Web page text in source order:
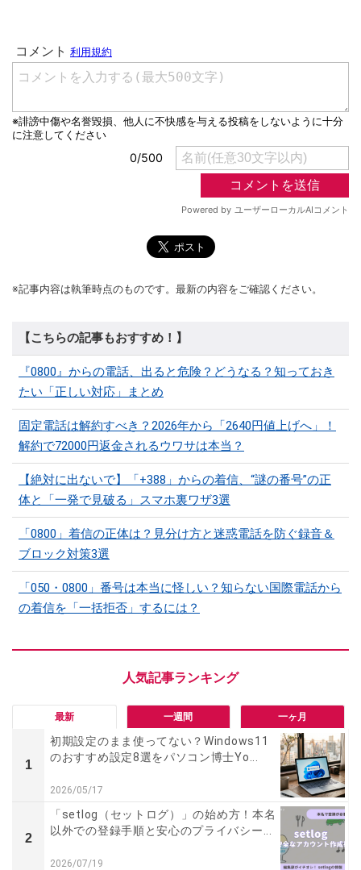
※記事内容は執筆時点のものです。最新の内容をご確認ください。
【こちらの記事もおすすめ！】
『0800』からの電話、出ると危険？どうなる？知っておき
たい「正しい対応」まとめ
固定電話は解約すべき？2026年から「2640円値上げへ」！
解約で72000円返金されるウワサは本当？
【絶対に出ないで】「+388」からの着信、“謎の番号”の正
体と「一発で見破る」スマホ裏ワザ3選
「0800」着信の正体は？見分け方と迷惑電話を防ぐ録音＆
ブロック対策3選
「050・0800」番号は本当に怪しい？知らない国際電話から
の着信を「一括拒否」するには？
最新 一週間 一ヶ月
1
初期設定のまま使ってない？Windows11
のおすすめ設定8選をパソコン博士Yo...
2026/05/17
2
「setlog（セットログ）」の始め方！本名
以外での登録手順と安心のプライバシー...
2026/07/19